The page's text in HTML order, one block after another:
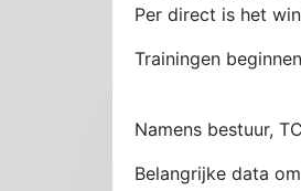
Per direct is het
Trainingen
Namens bestuur,
Belangrijke data